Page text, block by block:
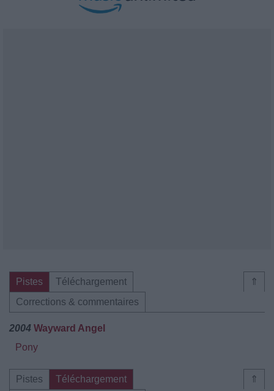
⇑
Pistes
Téléchargement
Corrections & commentaires
2004 Wayward Angel
Pony
⇑
Pistes
Téléchargement